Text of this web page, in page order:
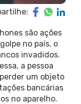
são ações
no país, o
invadidos.
a pessoa
um objeto
bancárias
no aparelho.